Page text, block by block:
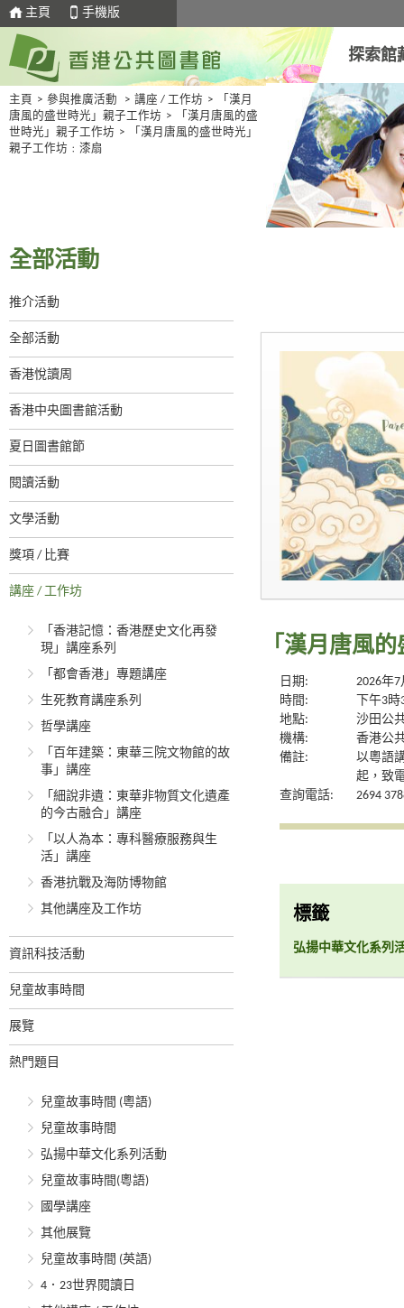
主頁 手機版
探索館
主頁 > 參與推廣活動 > 講座 / 工作坊 >
「漢月
唐風的盛世時光」親子工作坊 >
「漢月唐風的盛
世時光」親子工作坊 >
「漢月唐風的盛世時光」
親子工作坊﹕漆扇
全部活動
推介活動
全部活動
香港悅讀周
香港中央圖書館活動
夏日圖書館節
閱讀活動
文學活動
獎項 / 比賽
講座 / 工作坊
「香港記憶：香港歷史文化再發
現」講座系列
「都會香港」專題講座
生死教育講座系列
哲學講座
「百年建築：東華三院文物館的故
事」講座
「細說非遺：東華非物質文化遺產
的今古融合」講座
「以人為本：專科醫療服務與生
活」講座
香港抗戰及海防博物館
其他講座及工作坊
資訊科技活動
兒童故事時間
展覽
熱門題目
兒童故事時間 (粵語)
兒童故事時間
弘揚中華文化系列活動
兒童故事時間(粵語)
國學講座
其他展覽
兒童故事時間 (英語)
4．23世界閱讀日
「漢月唐風
日期:
2026年
時間:
下午3
地點:
沙田公
機構:
香港公
備註:
以粵語
起，致
查詢電話:
2694
標籤
弘揚中華文化系列